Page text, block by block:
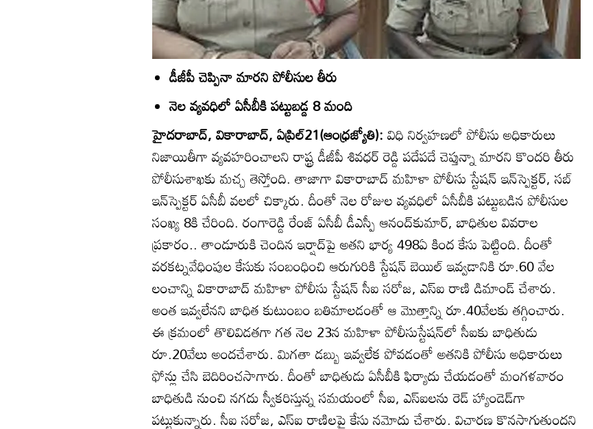
డీజీపీ చెప్పినా మారని పోలీసుల తీరు
నెల వ్యవధిలో ఏసీబీకి పట్టుబడ్డ 8 మంది
హైదరాబాద్‌, వికారాబాద్‌, ఏప్రిల్‌21(ఆంధ్రజ్యోతి):విధి నిర్వహణలో పోలీసు అధికారులు
నిజాయితీగా వ్యవహరించాలని రాష్ట్ర డీజీపీ శివధర్‌ రెడ్డి పదేపదే చెప్తున్నా మారని కొందరి తీరు
పోలీసుశాఖకు మచ్చ తెస్తోంది. తాజాగా వికారాబాద్‌ మహిళా పోలీసు స్టేషన్‌ ఇన్‌స్పెక్టర్‌, సబ్‌
ఇన్‌స్పెక్టర్‌ ఏసీబీ వలలో చిక్కారు. దీంతో నెల రోజుల వ్యవధిలో ఏసీబీకి పట్టుబడిన పోలీసుల
సంఖ్య 8కి చేరింది. రంగారెడ్డి రేంజ్‌ ఏసీబీ డీఎస్పీ ఆనంద్‌కుమార్‌, బాధితుల వివరాల
ప్రకారం.. తాండూరుకి చెందిన ఇర్షాద్‌పై అతని భార్య 498ఏ కింద కేసు పెట్టింది. దీంతో
వరకట్నవేధింపుల కేసుకు సంబంధించి ఆరుగురికి స్టేషన్‌ బెయిల్‌ ఇవ్వడానికి రూ.60 వేల
లంచాన్ని వికారాబాద్‌ మహిళా పోలీసు స్టేషన్‌ సీఐ సరోజ, ఎస్‌ఐ రాణి డిమాండ్‌ చేశారు.
అంత ఇవ్వలేనని బాధిత కుటుంబం బతిమాలడంతో ఆ మొత్తాన్ని రూ.40వేలకు తగ్గించారు.
ఈ క్రమంలో తొలివిడతగా గత నెల 23న మహిళా పోలీసుస్టేషన్‌లో సీఐకు బాధితుడు
రూ.20వేలు అందచేశారు. మిగతా డబ్బు ఇవ్వలేక పోవడంతో అతనికి పోలీసు అధికారులు
ఫోన్లు చేసి బెదిరించసాగారు. దీంతో బాధితుడు ఏసీబీకి ఫిర్యాదు చేయడంతో మంగళవారం
బాధితుడి నుంచి నగదు స్వీకరిస్తున్న సమయంలో సీఐ, ఎస్‌ఐలను రెడ్‌ హ్యాండెడ్‌గా
పట్టుకున్నారు. సీఐ సరోజ, ఎస్‌ఐ రాణిలపై కేసు నమోదు చేశారు. విచారణ కొనసాగుతుందని